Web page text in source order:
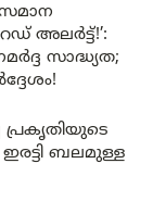
അലർട്ട്!’:
സാദ്ധ്യത;
പ്രകൃതിയുടെ
ഇരട്ടി ബലമുള്ള